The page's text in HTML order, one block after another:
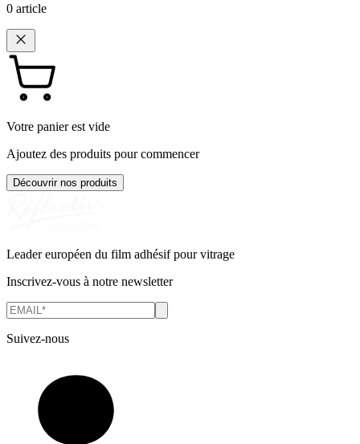
0 article
Votre panier est vide
Ajoutez des produits pour commencer
Découvrir nos produits
Leader européen du film adhésif pour vitrage
Inscrivez-vous à notre newsletter
Suivez-nous